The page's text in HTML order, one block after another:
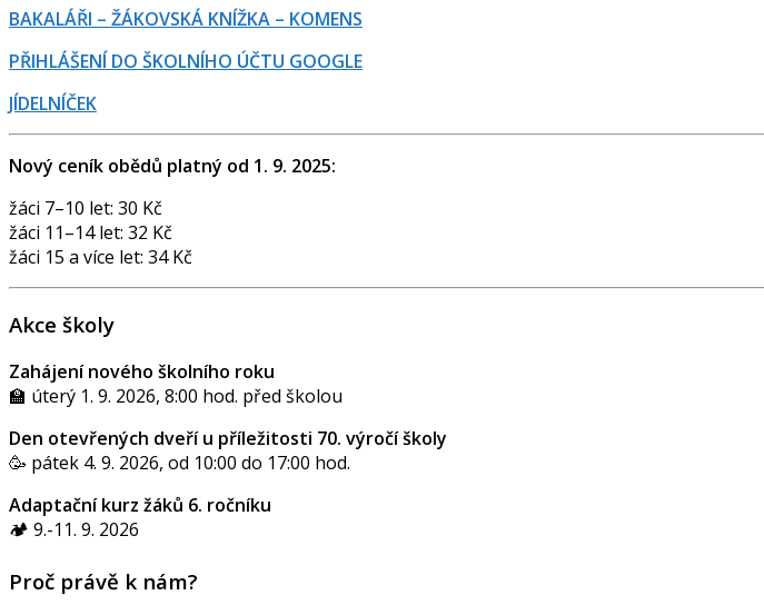
BAKALÁŘI – ŽÁKOVSKÁ KNÍŽKA – KOMENS
PŘIHLÁŠENÍ DO ŠKOLNÍHO ÚČTU GOOGLE
JÍDELNÍČEK
Nový ceník obědů platný od 1. 9. 2025:
žáci 7–10 let: 30 Kč
žáci 11–14 let: 32 Kč
žáci 15 a více let: 34 Kč
Akce školy
Zahájení nového školního roku
🏫 úterý 1. 9. 2026, 8:00 hod. před školou
Den otevřených dveří u příležitosti 70. výročí školy
🥳 pátek 4. 9. 2026, od 10:00 do 17:00 hod.
Adaptační kurz žáků 6. ročníku
🏕️ 9.-11. 9. 2026
Proč právě k nám?